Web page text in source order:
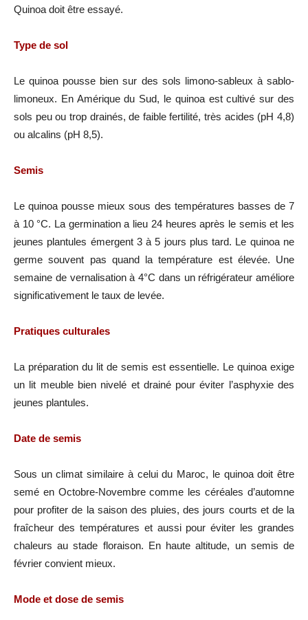
Quinoa doit être essayé.
Type de sol
Le quinoa pousse bien sur des sols limono-sableux à sablo-
limoneux. En Amérique du Sud, le quinoa est cultivé sur des
sols peu ou trop drainés, de faible fertilité, très acides (pH 4,8)
ou alcalins (pH 8,5).
Semis
Le quinoa pousse mieux sous des températures basses de 7
à 10 °C. La germination a lieu 24 heures après le semis et les
jeunes plantules émergent 3 à 5 jours plus tard. Le quinoa ne
germe souvent pas quand la température est élevée. Une
semaine de vernalisation à 4°C dans un réfrigérateur améliore
significativement le taux de levée.
Pratiques culturales
La préparation du lit de semis est essentielle. Le quinoa exige
un lit meuble bien nivelé et drainé pour éviter l’asphyxie des
jeunes plantules.
Date de semis
Sous un climat similaire à celui du Maroc, le quinoa doit être
semé en Octobre-Novembre comme les céréales d’automne
pour profiter de la saison des pluies, des jours courts et de la
fraîcheur des températures et aussi pour éviter les grandes
chaleurs au stade floraison. En haute altitude, un semis de
février convient mieux.
Mode et dose de semis